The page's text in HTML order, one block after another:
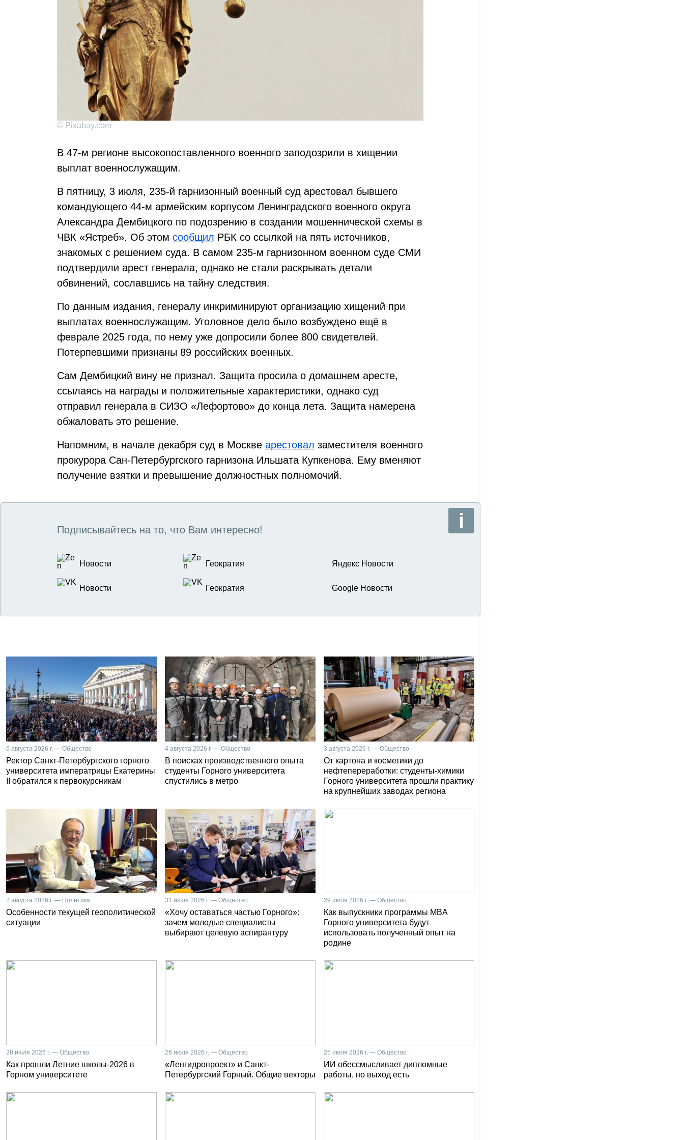
© Pixabay.com
В 47-м регионе высокопоставленного военного заподозрили в хищении
выплат военнослужащим.
В пятницу, 3 июля, 235-й гарнизонный военный суд арестовал бывшего
командующего 44-м армейским корпусом Ленинградского военного округа
Александра Дембицкого по подозрению в создании мошеннической схемы в
ЧВК «Ястреб». Об этом сообщил РБК со ссылкой на пять источников,
знакомых с решением суда. В самом 235-м гарнизонном военном суде СМИ
подтвердили арест генерала, однако не стали раскрывать детали
обвинений, сославшись на тайну следствия.
По данным издания, генералу инкриминируют организацию хищений при
выплатах военнослужащим. Уголовное дело было возбуждено ещё в
феврале 2025 года, по нему уже допросили более 800 свидетелей.
Потерпевшими признаны 89 российских военных.
Сам Дембицкий вину не признал. Защита просила о домашнем аресте,
ссылаясь на награды и положительные характеристики, однако суд
отправил генерала в СИЗО «Лефортово» до конца лета. Защита намерена
обжаловать это решение.
Напомним, в начале декабря суд в Москве арестовал заместителя военного
прокурора Сан-Петербургского гарнизона Ильшата Купкенова. Ему вменяют
получение взятки и превышение должностных полномочий.
Подписывайтесь на то, что Вам интересно!
Новости Геократия Яндекс Новости
Новости Геократия Google Новости
6 августа 2026 г. — Общество
Ректор Санкт-Петербургского горного
университета императрицы Екатерины
II обратился к первокурсникам
4 августа 2026 г. — Общество
В поисках производственного опыта
студенты Горного университета
спустились в метро
3 августа 2026 г. — Общество
От картона и косметики до
нефтепереработки: студенты-химики
Горного университета прошли практику
на крупнейших заводах региона
2 августа 2026 г. — Политика
Особенности текущей геополитической
ситуации
31 июля 2026 г. — Общество
«Хочу оставаться частью Горного»:
зачем молодые специалисты
выбирают целевую аспирантуру
29 июля 2026 г. — Общество
Как выпускники программы MBA
Горного университета будут
использовать полученный опыт на
родине
28 июля 2026 г. — Общество
Как прошли Летние школы-2026 в
Горном университете
26 июля 2026 г. — Общество
«Ленгидропроект» и Санкт-
Петербургский Горный. Общие векторы
25 июля 2026 г. — Общество
ИИ обессмысливает дипломные
работы, но выход есть